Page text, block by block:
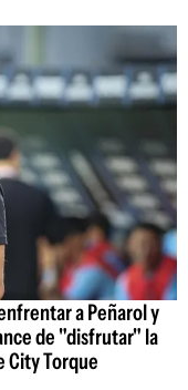
a Peñarol y
de "disfrutar" la
City Torque